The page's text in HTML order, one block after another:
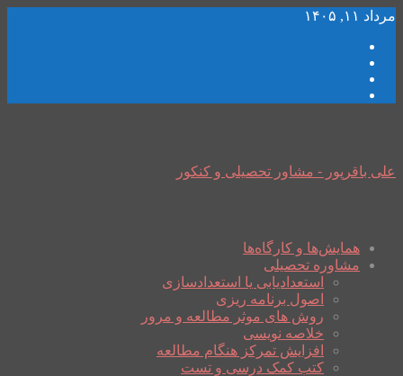
مرداد ۱۱, ۱۴۰۵
علی باقرپور - مشاور تحصیلی و کنکور
همایش‌ها و کارگاه‌ها
مشاوره تحصیلی
استعدادیابی یا استعدادسازی
اصول برنامه ریزی
روش های موثر مطالعه و مرور
خلاصه نویسی
افزایش تمرکز هنگام مطالعه
کتب کمک درسی و تست